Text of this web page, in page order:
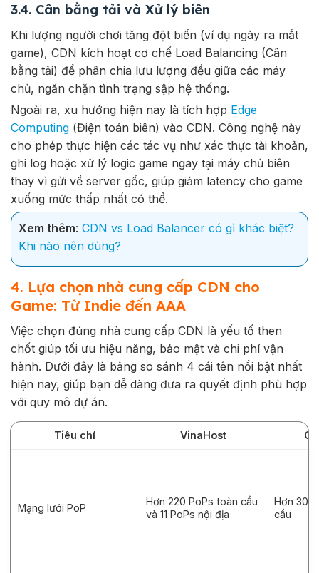
3.4. Cân bằng tải và Xử lý biên
Khi lượng người chơi tăng đột biến (ví dụ ngày ra mắt
game), CDN kích hoạt cơ chế Load Balancing (Cân
bằng tải) để phân chia lưu lượng đều giữa các máy
chủ, ngăn chặn tình trạng sập hệ thống.
Ngoài ra, xu hướng hiện nay là tích hợp Edge
Computing (Điện toán biên) vào CDN. Công nghệ này
cho phép thực hiện các tác vụ như xác thực tài khoản,
ghi log hoặc xử lý logic game ngay tại máy chủ biên
thay vì gửi về server gốc, giúp giảm latency cho game
xuống mức thấp nhất có thể.
Xem thêm: CDN vs Load Balancer có gì khác biệt?
Khi nào nên dùng?
4. Lựa chọn nhà cung cấp CDN cho
Game: Từ Indie đến AAA
Việc chọn đúng nhà cung cấp CDN là yếu tố then
chốt giúp tối ưu hiệu năng, bảo mật và chi phí vận
hành. Dưới đây là bảng so sánh 4 cái tên nổi bật nhất
hiện nay, giúp bạn dễ dàng đưa ra quyết định phù hợp
với quy mô dự án.
Tiêu chí VinaHost
Mạng lưới PoP
Hơn 220 PoPs toàn cầu
và 11 PoPs nội địa
Hơn 300
cầu